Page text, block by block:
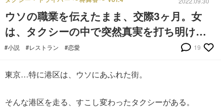
ウソの職業を伝えたまま、交際3ヶ月。女
は、タクシーの中で突然真実を打ち明け…
#小説 #レストラン #恋愛 19
東京…特に港区は、ウソにあふれた街。
そんな港区を走る、すこし変わったタクシーがある。